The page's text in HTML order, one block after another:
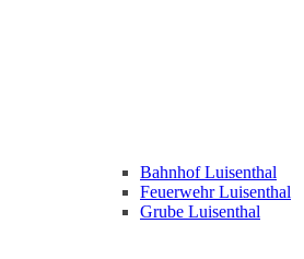
Bahnhof Luisenthal
Feuerwehr Luisenthal
Grube Luisenthal